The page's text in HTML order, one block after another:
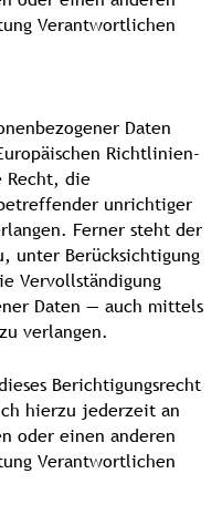
Verantwortlichen
Daten
Richtlinien-
Recht, die
unrichtiger
Ferner steht der
unter Berücksichtigung
Vervollständigung
Daten — auch mittels
verlangen.
Berichtigungsrecht
hierzu jederzeit an
oder einen anderen
Verantwortlichen